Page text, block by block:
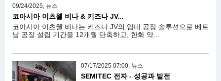
09/24/2025, 뉴스
코아시아 이츠웰 비나 & 키즈나 JV...
코아시아 이츠웰 비나는 키즈나 JV의 임대 공장 솔루션으로 베트
남 공장 설립 기간을 12개월 단축하고, 한화 약...
07/17/2025 07:00, 뉴스
SEMITEC 전자 - 성공과 발전